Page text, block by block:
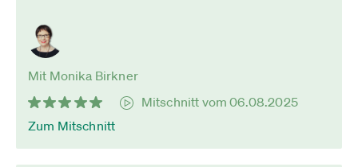
Mit Monika Birkner
Mitschnitt vom 06.08.2025
Zum Mitschnitt